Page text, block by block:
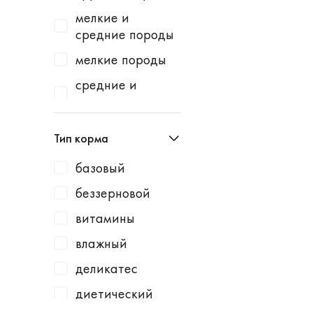
Homefish
Milbemax
Monge
N1
Neoterica
Organic Choice
Orijen
водоросли
говядина
говядина /
картофель
говядина /
клюква
курица
говядина /
малина
говядина /
мелкие и
средние породы
мелкие породы
средние и
Тип корма
базовый
беззерновой
витамины
влажный
деликатес
диетический